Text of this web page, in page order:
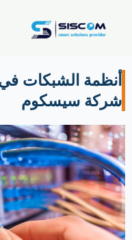
المحتوى
أنظمة الشبكات
شركة سيسكوم